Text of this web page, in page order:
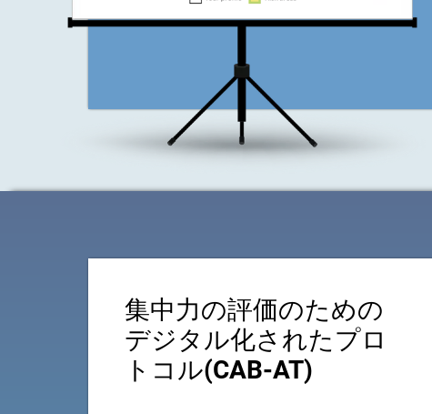
集中力の評価のための
デジタル化されたプロ
トコル(CAB-AT)